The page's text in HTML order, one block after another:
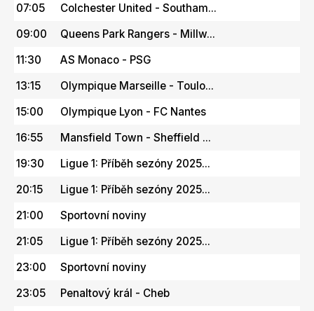
07:05
Colchester United - Southam...
09:00
Queens Park Rangers - Millw...
11:30
AS Monaco - PSG
13:15
Olympique Marseille - Toulo...
15:00
Olympique Lyon - FC Nantes
16:55
Mansfield Town - Sheffield ...
19:30
Ligue 1: Příběh sezóny 2025...
20:15
Ligue 1: Příběh sezóny 2025...
21:00
Sportovní noviny
21:05
Ligue 1: Příběh sezóny 2025...
23:00
Sportovní noviny
23:05
Penaltový král - Cheb